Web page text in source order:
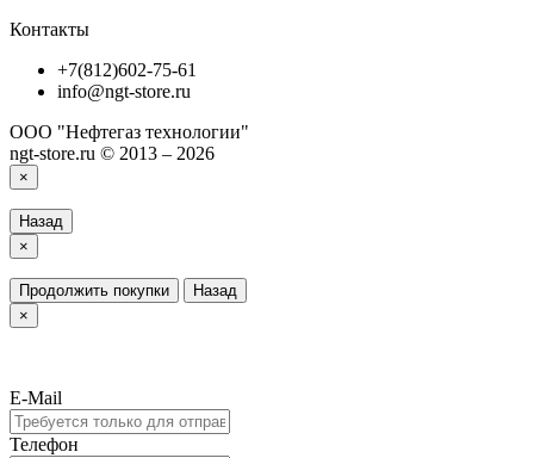
Контакты
+7(812)602-75-61
info@ngt-store.ru
ООО "Нефтегаз технологии"
ngt-store.ru © 2013 – 2026
×
Назад
×
Продолжить покупки
Назад
×
E-Mail
Телефон